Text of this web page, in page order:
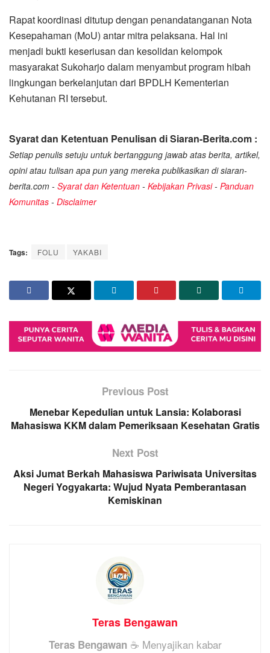
Rapat koordinasi ditutup dengan penandatanganan Nota
Kesepahaman (MoU) antar mitra pelaksana. Hal ini
menjadi bukti keseriusan dan kesolidan kelompok
masyarakat Sukoharjo dalam menyambut program hibah
lingkungan berkelanjutan dari BPDLH Kementerian
Kehutanan RI tersebut.
Syarat dan Ketentuan Penulisan di Siaran-Berita.com :
Setiap penulis setuju untuk bertanggung jawab atas berita, artikel,
opini atau tulisan apa pun yang mereka publikasikan di siaran-
berita.com - Syarat dan Ketentuan - Kebijakan Privasi- Panduan
Komunitas - Disclaimer
Tags: FOLU YAKABI
Previous Post
Menebar Kepedulian untuk Lansia: Kolaborasi
Mahasiswa KKM dalam Pemeriksaan Kesehatan Gratis
Next Post
Aksi Jumat Berkah Mahasiswa Pariwisata Universitas
Negeri Yogyakarta: Wujud Nyata Pemberantasan
Kemiskinan
Teras Bengawan
Teras Bengawan☕ Menyajikan kabar